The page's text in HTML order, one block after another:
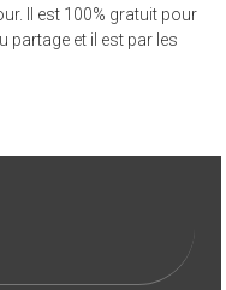
Il est 100% gratuit pour
partage et il est par les